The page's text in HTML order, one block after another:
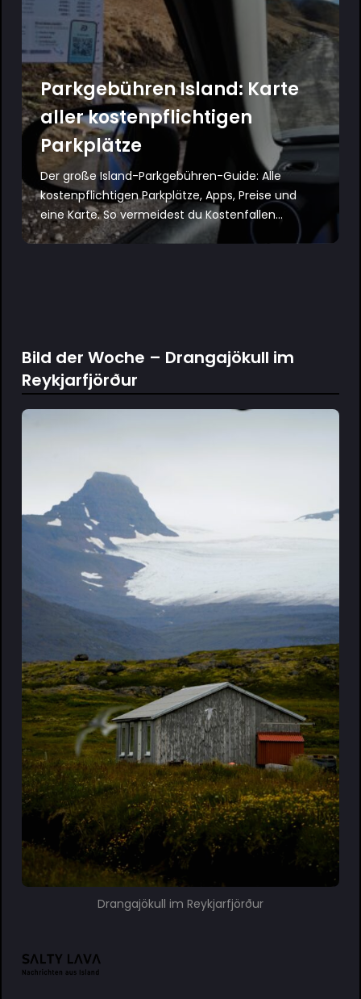
Parkgebühren Island: Karte
aller kostenpflichtigen
Parkplätze
Der große Island-Parkgebühren-Guide: Alle
kostenpflichtigen Parkplätze, Apps, Preise und
eine Karte. So vermeidest du Kostenfallen...
Bild der Woche – Drangajökull im
Reykjarfjörður
Drangajökull im Reykjarfjörður